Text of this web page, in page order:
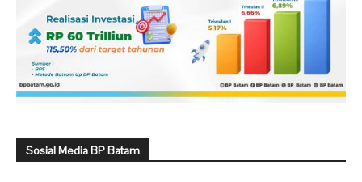
Sosial Media BP Batam